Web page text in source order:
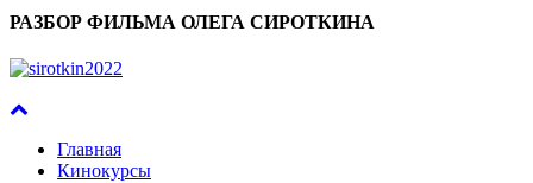
РАЗБОР ФИЛЬМА ОЛЕГА СИРОТКИНА
Главная
Кинокурсы